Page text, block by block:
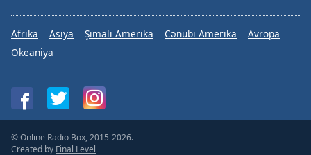
Afrika Asiya Şimali Amerika Cənubi Amerika
Avropa
Okeaniya
© Online Radio Box, 2015-2026.
Created by Final Level